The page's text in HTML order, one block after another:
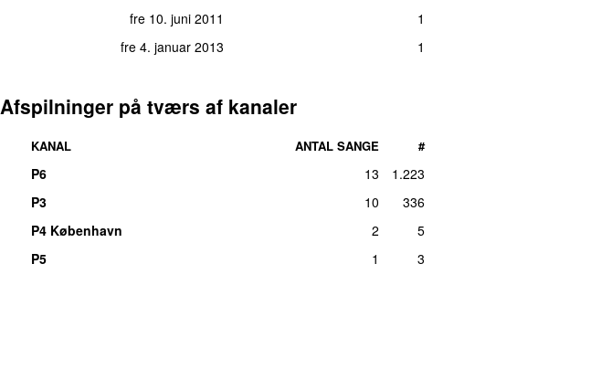
fre 10. juni 2011
1
fre 4. januar 2013 1
Afspilninger på tværs af kanaler
KANAL ANTAL SANGE #
P6 13
1.223
P3
10
336
P4 København
2
5
P5
1 3